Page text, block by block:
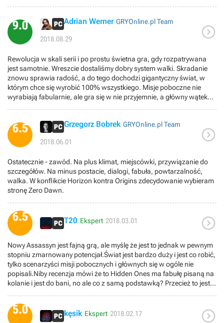
strzałem w dziesiątkę – szkoda, że na interaktywne dialogi i wybory
moralne Ubisoft zdecydował się dopiero w kontynuacji.
9.0 Adrian Werner GRYOnline.pl Team
2018.08.29 
Rewolucja w skali serii i po prostu świetna gra, gdy rozpatrywana
jest samotnie. Wreszcie dostaliśmy dobry system walki. Skradanie
znowu sprawia radość, a do tego dochodzi gigantyczny świat, w
którym chce się wyrobić 100% wszystkiego. Misje poboczne nie
wyrabiają fabularnie, ale gra się w nie przyjemnie, a główny wątek
6.5 Grzegorz Bobrek GRYOnline.pl Team
2018.06.01 
Ostatecznie - zawód. Na plus klimat, miejscówki, przywiązanie do
szczegółów. Na minus postacie, dialogi, fabuła, powtarzalność,
walka. W konflikcie Horizon kontra Origins zdecydowanie wybieram
stronę Zero Dawn.
6.5 T20 Ekspert 2018.03.01 
Nowy Assassyn jest fajną grą, ale myślę że jest to jednak w pewnym
stopniu zmarnowany potencjał.Świat jest bardzo duży i jest co robić,
tylko scenarzyści misji pobocznych i głównych się w ogóle nie
popisali.Niby recenzja mówi że to Hidden Ones ma fabułę pisaną na
kolanie i jest do bani, no ale co z samą podstawką? Przecież to jest
żony, ale to jest tak bardzo nudne i mało angażujące, że idzie usnąć.
Dodatkowo Aya wrzucana na chama jako postać grywalna to było
coś mega irytującego. Widać że zaczerpnęli w tej kwestii z Ciri, tylko
5.0 kęsik Ekspert 2018.02.17 